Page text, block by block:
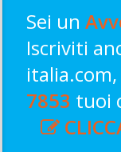
Sei un
Iscriviti
7853 tuoi